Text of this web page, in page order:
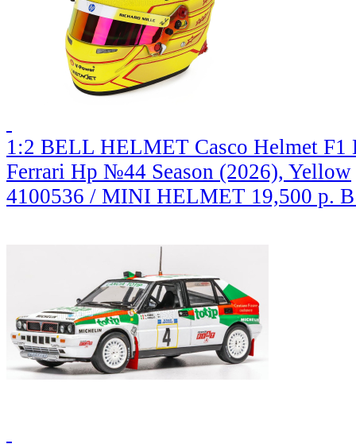
1:2 BELL HELMET Casco Helmet F1
Ferrari Hp №44 Season (2026), Yellow
4100536 / MINI HELMET 19,500 р. В